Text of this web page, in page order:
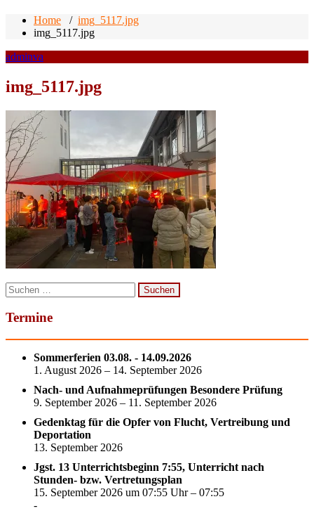
Home / img_5117.jpg
img_5117.jpg
adminva
img_5117.jpg
Suchen
nach:
Termine
Sommerferien 03.08. - 14.09.2026
1. August 2026 – 14. September 2026
Nach- und Aufnahmeprüfungen Besondere Prüfung
9. September 2026 – 11. September 2026
Gedenktag für die Opfer von Flucht, Vertreibung und
Deportation
13. September 2026
Jgst. 13 Unterrichtsbeginn 7:55, Unterricht nach
Stunden- bzw. Vertretungsplan
15. September 2026 um 07:55 Uhr – 07:55
-